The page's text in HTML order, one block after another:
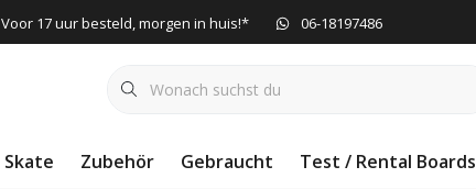
Voor 17 uur besteld, morgen in huis!* 06-18197486
Skate Zubehör Gebraucht Test / Rental Boards